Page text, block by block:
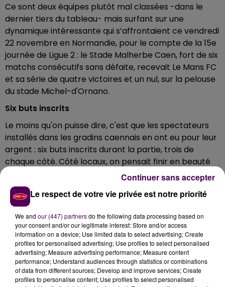
Ce sont deux équipes plutôt mal classées -dans le
dernier tiers du tableau- mais surfant sur une
dynamique intéressante qui s’affrontaient ce vendredi
22 novembre en Normandie, pour le compte de la 15e
journée de Ligue 2 : le Stade Malherbe Caen, fort de six
matchs consécutifs sans défaite, recevait Le Mans FC
et sa série de quatre victoires et un nul, sur la pelouse
du stade Michel-d'Ornano.
Six buts inscrits
Le moins qu'on puisse dire, c'est que les spectateurs
installés dans les gradins caennais en ont eu pour leur
argent : six buts inscrits durant la partie, trois de
chaque côté. Côté locaux, on pensait finir en beauté
après le triplé de Jessy Deminguet -frappes
rentrantes aux 26e, 38e et 57e minutes de jeu- : au
bout d'une heure, seul Georges Gope-Fenepej avait
alors marqué pour les Sarthois.
Le triple changement manceau
Fait rarissime, Richard Déziré décide à la 60e minute
d'effectuer... trois changements : Maziz, Créhin et
Kanté débarquent sur le terrain. Le premier provoque
un penalty, le deuxième le transforme, avant d'offrir
Le respect de votre vie privée est notre priorité
We and our (447) partnersdo the following data processing based on
your consent and/or our legitimate interest: Store and/or access
information on a device; Use limited data to select advertising; Create
profiles for personalised advertising; Use profiles to select personalised
advertising; Measure advertising performance; Measure content
performance; Understand audiences through statistics or combinations
of data from different sources; Develop and improve services; Create
profiles to personalise content; Use profiles to select personalised
Continuer sans accepter